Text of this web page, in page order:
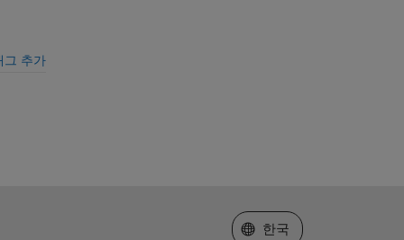
그 추가
웹사이트 선택
한국